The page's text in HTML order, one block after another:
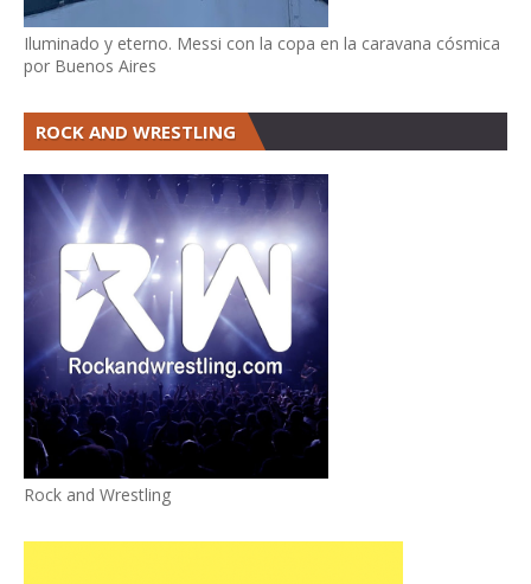
Iluminado y eterno. Messi con la copa en la caravana cósmica
por Buenos Aires
ROCK AND WRESTLING
Rock and Wrestling